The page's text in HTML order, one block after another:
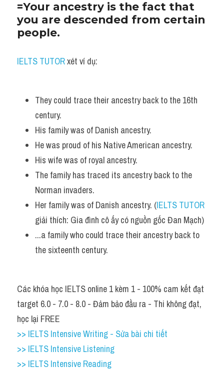
=Your ancestry is the fact that
you are descended from certain
people.
IELTS TUTOR xét ví dụ:
They could trace their ancestry back to the 16th
century.
His family was of Danish ancestry.
He was proud of his Native American ancestry.
His wife was of royal ancestry.
The family has traced its ancestry back to the
Norman invaders.
Her family was of Danish ancestry. (IELTS TUTOR
giải thích: Gia đình cô ấy có nguồn gốc Đan Mạch)
...a family who could trace their ancestry back to
the sixteenth century.
Các khóa học IELTS online 1 kèm 1 - 100% cam kết đạt
target 6.0 - 7.0 - 8.0 - Đảm bảo đầu ra - Thi không đạt,
học lại FREE
>> IELTS Intensive Writing - Sửa bài chi tiết
>> IELTS Intensive Listening
>> IELTS Intensive Reading